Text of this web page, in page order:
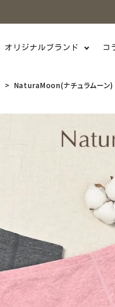
オリジナルブランド コ
NaturaMoon(ナチュラムーン)